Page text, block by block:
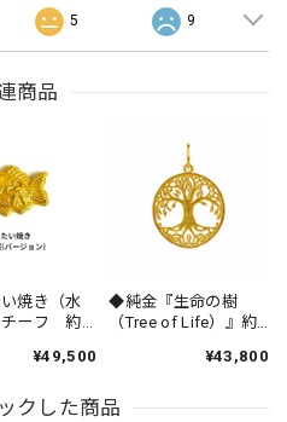
5 9
商品
焼き（水
チーフ 約
】 神棚
】
¥49,500
◆純金『生命の樹
（Tree of Life）』約
プ バチカンK18 ※
ん【JUNGOLD】
¥43,800
クした商品